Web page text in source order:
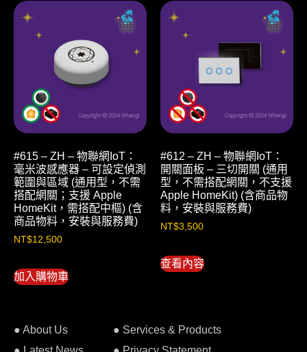
#615 – ZH – 物聯網IoT：
毫米波感應器 – 可設定偵測
範圍與區域 (通用型，不需
搭配網關；支援 Apple
HomeKit，需搭配中樞) (含
商品物料，安裝與服務費)
NT$12,500
加入購物車
#612 – ZH – 物聯網IoT：
開關面板 – 三切開關 (通用
型，不需搭配網關，不支援
Apple HomeKit) (含商品物
料，安裝與服務費)
NT$3,500
查看內容
● About Us
● Services & Products